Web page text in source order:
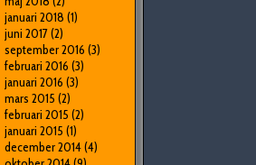
januari 2018 (1)
juni 2017(2)
september 2016 (3)
februari 2016 (3)
januari 2016 (3)
mars 2015 (2)
februari 2015 (2)
januari 2015 (1)
december 2014(4)